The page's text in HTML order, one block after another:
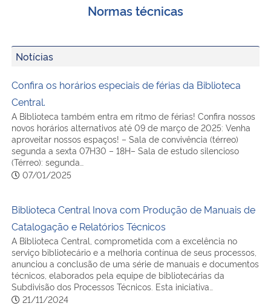
Normas técnicas
Notícias
Confira os horários especiais de férias da Biblioteca
Central.
A Biblioteca também entra em ritmo de férias! Confira nossos
novos horários alternativos até 09 de março de 2025: Venha
aproveitar nossos espaços! – Sala de convivência (térreo)
segunda a sexta 07H30 – 18H– Sala de estudo silencioso
(Térreo): segunda…
07/01/2025
Biblioteca Central Inova com Produção de Manuais de
Catalogação e Relatórios Técnicos
A Biblioteca Central, comprometida com a excelência no
serviço bibliotecário e a melhoria contínua de seus processos,
anunciou a conclusão de uma série de manuais e documentos
técnicos, elaborados pela equipe de bibliotecárias da
Subdivisão dos Processos Técnicos. Esta iniciativa…
21/11/2024